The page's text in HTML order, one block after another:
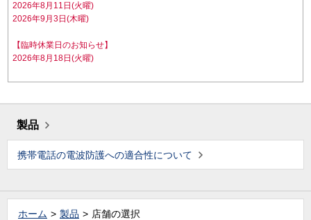
2026年8月11日(火曜)
2026年9月3日(木曜)
【臨時休業日のお知らせ】
2026年8月18日(火曜)
製品
携帯電話の電波防護への適合性について
ホーム 製品 店舗の選択